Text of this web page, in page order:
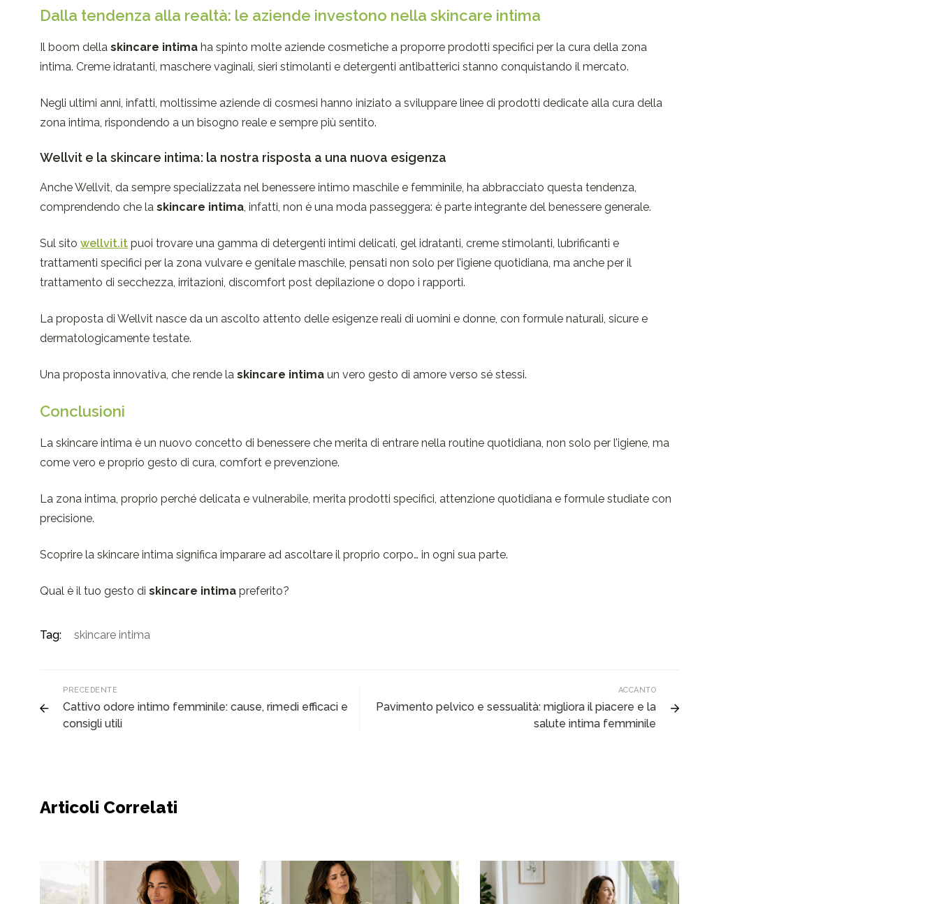
Dalla tendenza alla realtà: le aziende investono nella skincare intima
Il boom della skincare intima ha spinto molte aziende cosmetiche a proporre prodotti specifici per la cura della zona
intima. Creme idratanti, maschere vaginali, sieri stimolanti e detergenti antibatterici stanno conquistando il mercato.
Negli ultimi anni, infatti, moltissime aziende di cosmesi hanno iniziato a sviluppare linee di prodotti dedicate alla cura della
zona intima, rispondendo a un bisogno reale e sempre più sentito.
Wellvit e la skincare intima: la nostra risposta a una nuova esigenza
Anche Wellvit, da sempre specializzata nel benessere intimo maschile e femminile, ha abbracciato questa tendenza,
comprendendo che la skincare intima, infatti, non è una moda passeggera: è parte integrante del benessere generale.
Sul sito wellvit.it puoi trovare una gamma di detergenti intimi delicati, gel idratanti, creme stimolanti, lubrificanti e
trattamenti specifici per la zona vulvare e genitale maschile, pensati non solo per l’igiene quotidiana, ma anche per il
trattamento di secchezza, irritazioni, discomfort post depilazione o dopo i rapporti.
La proposta di Wellvit nasce da un ascolto attento delle esigenze reali di uomini e donne, con formule naturali, sicure e
dermatologicamente testate.
Una proposta innovativa, che rende la skincare intima un vero gesto di amore verso sé stessi.
Conclusioni
La skincare intima è un nuovo concetto di benessere che merita di entrare nella routine quotidiana, non solo per l’igiene, ma
come vero e proprio gesto di cura, comfort e prevenzione.
La zona intima, proprio perché delicata e vulnerabile, merita prodotti specifici, attenzione quotidiana e formule studiate con
precisione.
Scoprire la skincare intima significa imparare ad ascoltare il proprio corpo… in ogni sua parte.
Qual è il tuo gesto di skincare intima preferito?
Tag: skincare intima
PRECEDENTE
Cattivo odore intimo femminile: cause, rimedi efficaci e
consigli utili
ACCANTO
Pavimento pelvico e sessualità: migliora il piacere e la
salute intima femminile
Articoli Correlati